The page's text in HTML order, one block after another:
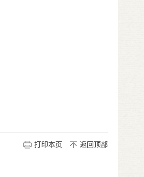
打印本页 返回顶部